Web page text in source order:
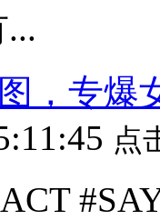
，专爆
点